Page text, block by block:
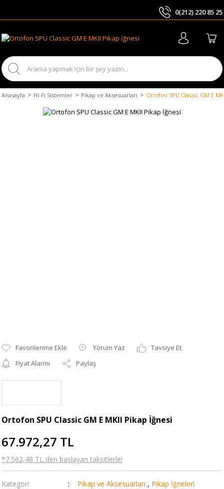
0(212) 220 85 25
Anasayfa Hi-Fi Sistemler Pikap ve Aksesuarları Ortofon SPU Classic GM E
Yorum Yaz
Tavsiye Et
Fiyat Alarmı
Paylaş
Ortofon SPU Classic GM E MKII Pikap İğnesi
67.972,27 TL
*7.562,48 TL den başlayan taksitlerle!
Kategori Pikap ve Aksesuarları , Pikap İğneleri